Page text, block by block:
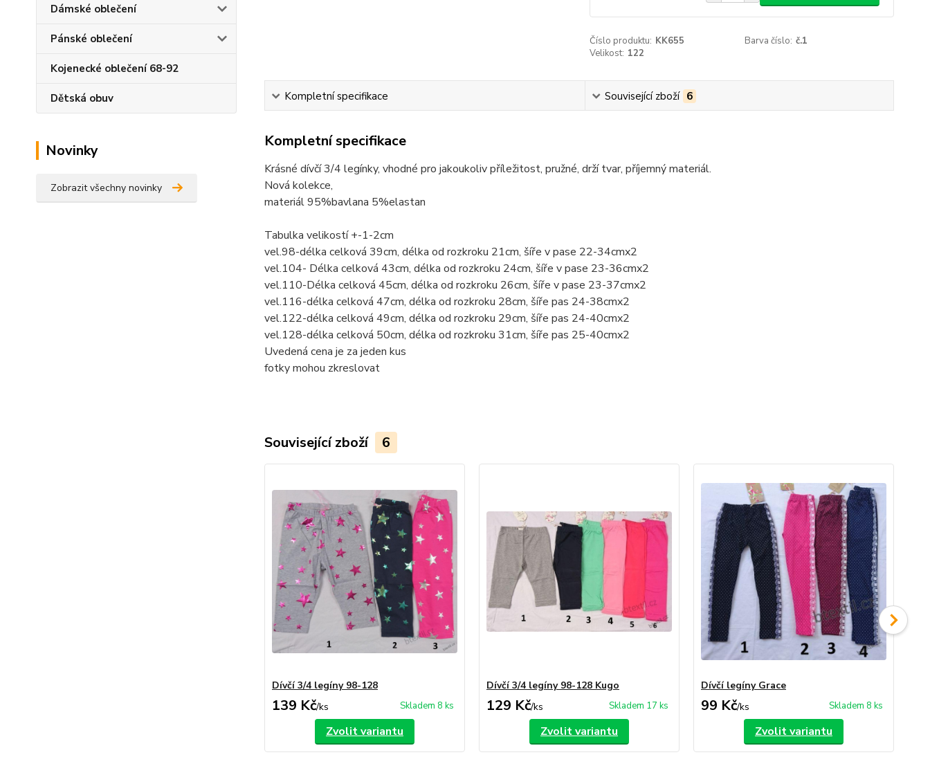
Dámské oblečení
Pánské oblečení
Kojenecké oblečení 68-92
Dětská obuv
Novinky
Zobrazit všechny novinky
Číslo produktu: KK655 Barva číslo: č.1
Velikost: 122
Kompletní specifikace Související zboží 6
Kompletní specifikace
Krásné dívčí 3/4 legínky, vhodné pro jakoukoliv příležitost, pružné, drží tvar, příjemný materiál.
Nová kolekce,
materiál 95%bavlana 5%elastan
Tabulka velikostí +-1-2cm
vel.98-délka celková 39cm, délka od rozkroku 21cm, šíře v pase 22-34cmx2
vel.104- Délka celková 43cm, délka od rozkroku 24cm, šíře v pase 23-36cmx2
vel.110-Délka celková 45cm, délka od rozkroku 26cm, šíře v pase 23-37cmx2
vel.116-délka celková 47cm, délka od rozkroku 28cm, šíře pas 24-38cmx2
vel.122-délka celková 49cm, délka od rozkroku 29cm, šíře pas 24-40cmx2
vel.128-délka celková 50cm, délka od rozkroku 31cm, šíře pas 25-40cmx2
Uvedená cena je za jeden kus
fotky mohou zkreslovat
Související zboží 6
Dívčí 3/4 legíny 98-128
139 Kč/ks Skladem 8 ks
Zvolit variantu
Dívčí 3/4 legíny 98-128 Kugo
129 Kč/ks Skladem 17 ks
Zvolit variantu
Dívčí legíny Grace
99 Kč/ks Skladem 8 ks
Zvolit variantu